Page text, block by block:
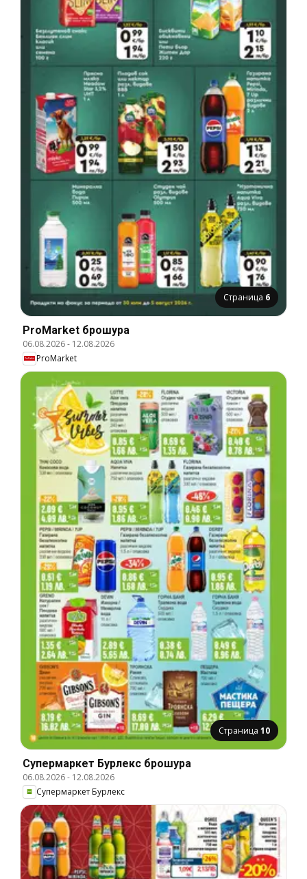
Страница 6
ProMarket брошура
06.08.2026- 12.08.2026
ProMarket
Страница 10
Супермаркет Бурлекс брошура
06.08.2026- 12.08.2026
Супермаркет Бурлекс